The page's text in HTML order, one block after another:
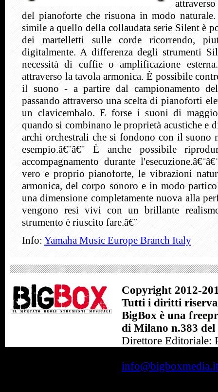
del pianoforte che risuona in modo
simile a quello della collaudata serie Silent è
dei martelletti sulle corde ricorrendo,
digitalmente. A differenza degli strumenti
necessità di cuffie o amplificazione
attraverso la tavola armonica. È possibile
il suono - a partire dal campionamento
passando attraverso una scelta di pianoforti
un clavicembalo. E forse i suoni di
quando si combinano le proprietà acustiche
archi orchestrali che si fondono con il suono
esempio.â€¨â€¨ È anche possibile
accompagnamento durante
vero e proprio pianoforte, le vibrazioni
armonica, del corpo sonoro e in modo
una dimensione completamente nuova alla
vengono resi vivi con un brillante
strumento è riuscito fare.â€¨
Info: Yamaha Music Europe Branch Italy
Copyright 2012-
Tutti i diritti
BigBox è una
di Milano n.383 del
Direttore Editoriale:
info@bigboxmedia.it